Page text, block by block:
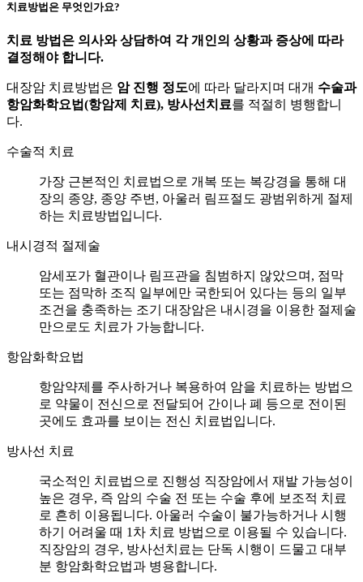
치료방법은 무엇인가요?
치료 방법은 의사와 상담하여 각 개인의 상황과 증상에 따라
결정해야 합니다.
대장암 치료방법은 암 진행 정도에 따라 달라지며 대개 수술과
항암화학요법(항암제 치료), 방사선치료를 적절히 병행합니
다.
수술적 치료
가장 근본적인 치료법으로 개복 또는 복강경을 통해 대
장의 종양, 종양 주변, 아울러 림프절도 광범위하게 절제
하는 치료방법입니다.
내시경적 절제술
암세포가 혈관이나 림프관을 침범하지 않았으며, 점막
또는 점막하 조직 일부에만 국한되어 있다는 등의 일부
조건을 충족하는 조기 대장암은 내시경을 이용한 절제술
만으로도 치료가 가능합니다.
항암화학요법
항암약제를 주사하거나 복용하여 암을 치료하는 방법으
로 약물이 전신으로 전달되어 간이나 폐 등으로 전이된
곳에도 효과를 보이는 전신 치료법입니다.
방사선 치료
국소적인 치료법으로 진행성 직장암에서 재발 가능성이
높은 경우, 즉 암의 수술 전 또는 수술 후에 보조적 치료
로 흔히 이용됩니다. 아울러 수술이 불가능하거나 시행
하기 어려울 때 1차 치료 방법으로 이용될 수 있습니다.
직장암의 경우, 방사선치료는 단독 시행이 드물고 대부
분 항암화학요법과 병용합니다.